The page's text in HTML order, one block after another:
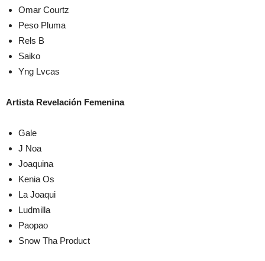
Omar Courtz
Peso Pluma
Rels B
Saiko
Yng Lvcas
Artista Revelación Femenina
Gale
J Noa
Joaquina
Kenia Os
La Joaqui
Ludmilla
Paopao
Snow Tha Product